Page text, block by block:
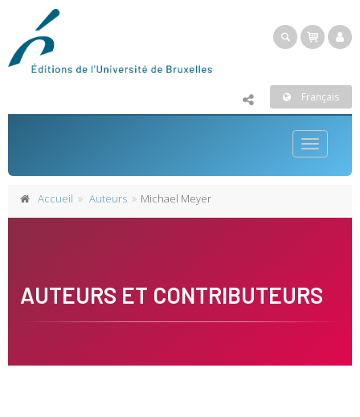
Français
Toggle
Accueil Auteurs Michael Meyer
AUTEURS ET CONTRIBUTEURS